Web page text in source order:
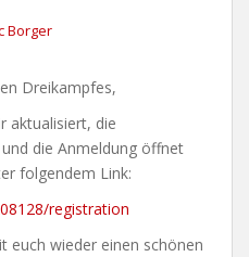
Borger
Dreikampfes,
aktualisiert, die
die Anmeldung öffnet
folgendem Link:
registration
euch wieder einen schönen